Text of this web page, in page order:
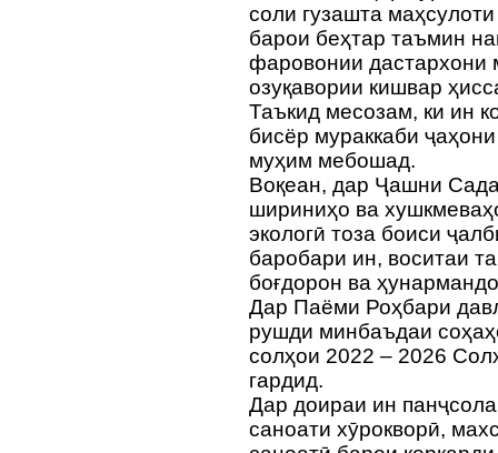
соли гузашта
барои беҳтар таъмин
фаровонии дастархони
озуқавории кишвар
Таъкид месозам, ки ин
бисёр мураккаби
муҳим мебошад.
Воқеан, дар Ҷашни
шириниҳо ва
экологӣ тоза боиси
баробари ин, воситаи
боғдорон ва
Дар Паёми Роҳбари
рушди минбаъдаи
солҳои 2022 – 2026
гардид.
Дар доираи ин
саноати хӯрокворӣ,